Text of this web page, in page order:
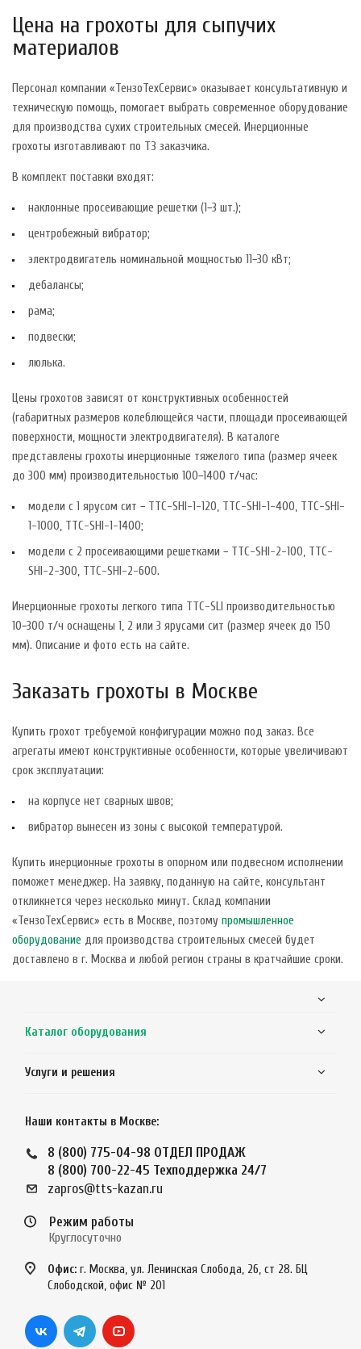
Цена на грохоты для сыпучих
материалов
Персонал компании «ТензоТехСервис» оказывает консультативную и
техническую помощь, помогает выбрать современное оборудование
для производства сухих строительных смесей. Инерционные
грохоты изготавливают по ТЗ заказчика.
В комплект поставки входят:
наклонные просеивающие решетки (1−3 шт.);
центробежный вибратор;
электродвигатель номинальной мощностью 11−30 кВт;
дебалансы;
рама;
подвески;
люлька.
Цены грохотов зависят от конструктивных особенностей
(габаритных размеров колеблющейся части, площади просеивающей
поверхности, мощности электродвигателя). В каталоге
представлены грохоты инерционные тяжелого типа (размер ячеек
до 300 мм) производительностью 100−1400 т/час:
модели с 1 ярусом сит − TTC-SHI-1-120, TTC-SHI-1-400, TTC-SHI-
1-1000, TTC-SHI-1-1400;
модели с 2 просеивающими решетками − TTC-SHI-2-100, TTC-
SHI-2-300, TTC-SHI-2-600.
Инерционные грохоты легкого типа TTC-SLI производительностью
10−300 т/ч оснащены 1, 2 или 3 ярусами сит (размер ячеек до 150
мм). Описание и фото есть на сайте.
Заказать грохоты в Москве
Купить грохот требуемой конфигурации можно под заказ. Все
агрегаты имеют конструктивные особенности, которые увеличивают
срок эксплуатации:
на корпусе нет сварных швов;
вибратор вынесен из зоны с высокой температурой.
Купить инерционные грохоты в опорном или подвесном исполнении
поможет менеджер. На заявку, поданную на сайте, консультант
откликнется через несколько минут. Склад компании
«ТензоТехСервис» есть в Москве, поэтому промышленное
оборудование для производства строительных смесей будет
доставлено в г. Москва и любой регион страны в кратчайшие сроки.
Каталог оборудования
Услуги и решения
Наши контакты в Москве:
8 (800) 775-04-98 ОТДЕЛ ПРОДАЖ
8 (800) 700-22-45 Техподдержка 24/7
zapros@tts-kazan.ru
Режим работы
Круглосуточно
Офис: г. Москва, ул. Ленинская Слобода, 26, ст 28. БЦ
Слободской, офис № 201